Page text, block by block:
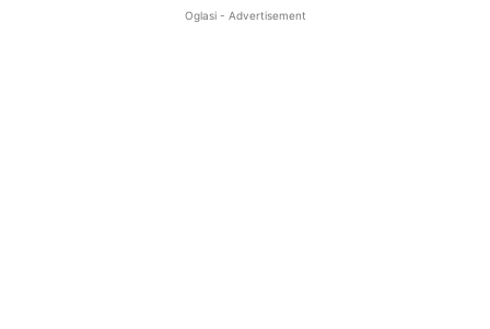
Oglasi - Advertisement